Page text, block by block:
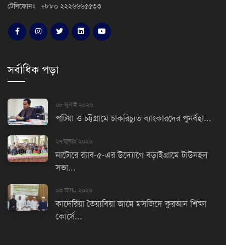
টেলিফোনঃ +৮৮০ ২২২৬৬৬৫৫৩৩
সর্বাধিক পড়া
০৮ জুলাই ২০২৬
পটিয়া ও চট্টগ্রামে চাকরিচ্যুত ব্যাংকারদের পুনর্বহা...
২৭ জুলাই ২০২৬
নাটোরে র‌্যাব-৫-এর উদ্যোগে বড়াইগ্রামে টাউনহল
সভা...
০৩ আগu ২০২৬
কাদেরিয়া তৈয়্যবিয়া জামে মসজিদে কুরআন শিক্ষা
কোর্সে...